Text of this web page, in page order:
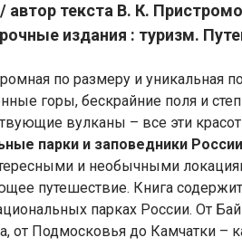
автор текста В. К.
издания : туризм.
по размеру и уникальная
горы, бескрайние поля и
вулканы – все эти
парки и заповедники
и необычными
путешествие. Книга
парках России. От
от Подмосковья до Камчатки –